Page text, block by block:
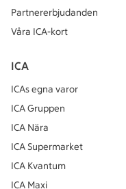
Partnererbjudanden
Våra ICA-kort
ICA
ICAs egna varor
ICA Gruppen
ICA Nära
ICA Supermarket
ICA Kvantum
ICA Maxi